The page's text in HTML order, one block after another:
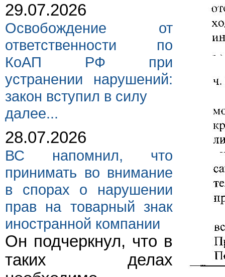
29.07.2026
Освобождение от
ответственности по
КоАП РФ при
устранении нарушений:
закон вступил в силу
далее...
28.07.2026
ВС напомнил, что
принимать во внимание
в спорах о нарушении
прав на товарный знак
иностранной компании
Он подчеркнул, что в
таких делах